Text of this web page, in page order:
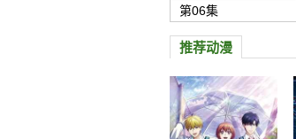
第06集
推荐动漫